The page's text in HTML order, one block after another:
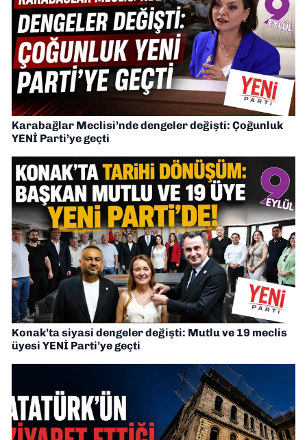
Karabağlar Meclisi’nde dengeler değişti: Çoğunluk
YENİ Parti’ye geçti
Konak’ta siyasi dengeler değişti: Mutlu ve 19 meclis
üyesi YENİ Parti’ye geçti